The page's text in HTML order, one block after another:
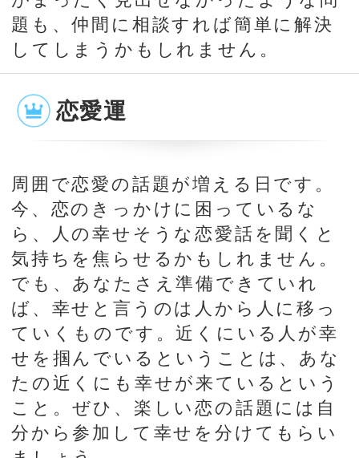
ば、幸せと言うのは人から人に移っ
ていくものです。近くにいる人が幸
せを掴んでいるということは、あな
たの近くにも幸せが来ているという
こと。ぜひ、楽しい恋の話題には自
分から参加して幸せを分けてもらい
ましょう。
今日の運勢を確認したあなたへ
最近、気になっている人はいます
一緒にいると落ち着く人。
ふとした瞬間に思い出す人。
好きだけど、先が分からない
人。
そういう相手がいるなら、今日の
運勢だけではたどり着けない答え
があります。